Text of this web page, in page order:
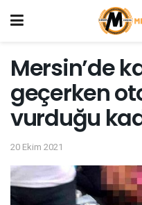
Mersin’de
geçerken
vurduğu
20 Ekim 2021